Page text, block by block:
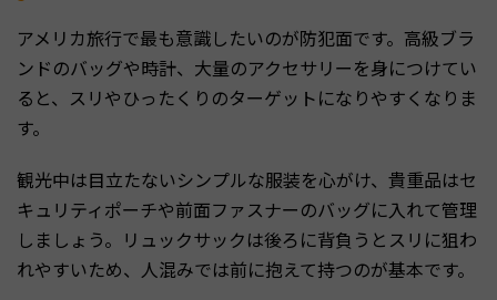
アメリカ旅行で最も意識したいのが防犯面です。高級ブラ
ンドのバッグや時計、大量のアクセサリーを身につけてい
ると、スリやひったくりのターゲットになりやすくなりま
す。
観光中は目立たないシンプルな服装を心がけ、貴重品はセ
キュリティポーチや前面ファスナーのバッグに入れて管理
しましょう。リュックサックは後ろに背負うとスリに狙わ
れやすいため、人混みでは前に抱えて持つのが基本です。